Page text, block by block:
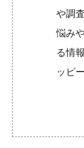
や調
悩み
る情
ッピ